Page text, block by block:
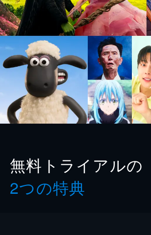
無料トライアルの
2つの特典